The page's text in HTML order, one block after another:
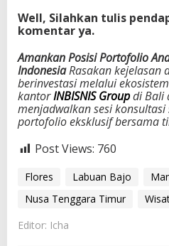
Well, Silahkan tulis
komentar ya.
Amankan Posisi Portofolio
IndonesiaRasakan kejelasan
berinvestasi melalui
kantorINBISNIS Groupdi Bali
menjadwalkan sesi
portofolio eksklusif bersama
Post Views: 760
Flores Labuan Bajo
Nusa Tenggara Timur
Editor: Icha